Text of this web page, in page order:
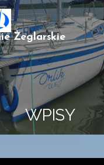
Żeglarskie
WPISY